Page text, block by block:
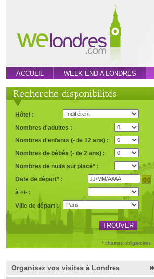
ACCUEIL WEEK-END A LONDRES
Recherche disponibilités
Hôtel :
Nombres d'adultes :
Nombres d'enfants (- de 12 ans) :
Nombres de bébés (- de 2 ans) :
Nombres de nuits sur place* :
Date de départ* :
à +/- :
Ville de départ :
* champs obligatoires
Organisez vos visites à Londres